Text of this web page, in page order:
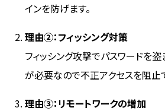
インを防げます。
理由②：フィッシング対策
フィッシング攻撃でパスワードを
が必要なので不正アクセスを阻止
理由③：リモートワークの増加